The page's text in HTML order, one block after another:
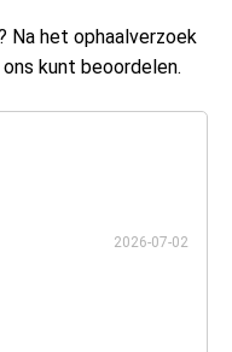
Na het ophaalverzoek
kunt beoordelen.
2026-07-02